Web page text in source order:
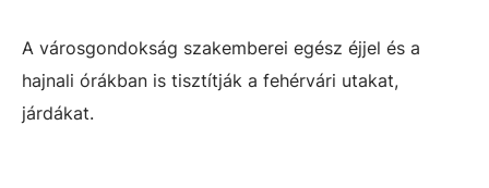
A városgondokság szakemberei egész éjjel és a
hajnali órákban is tisztítják a fehérvári utakat,
járdákat.